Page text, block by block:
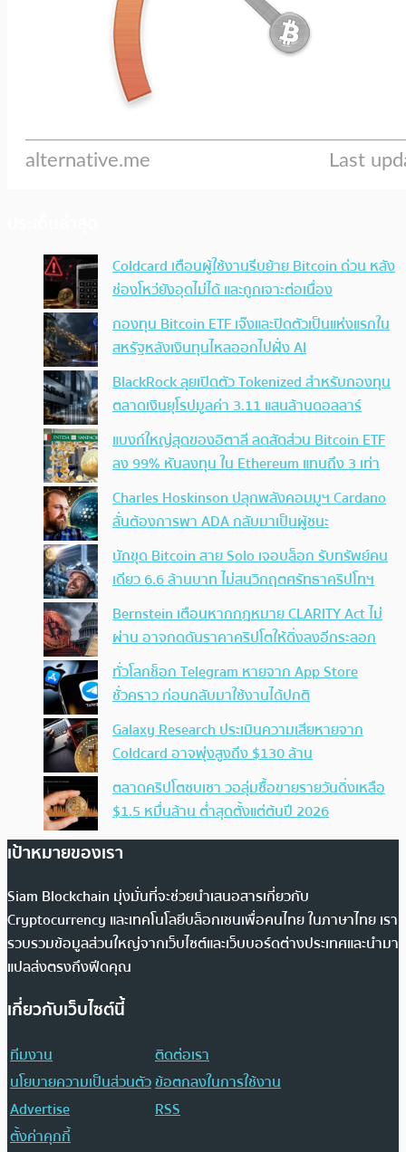
Coldcard เตือนผู้ใช้งานรีบย้าย Bitcoin ด่วน หลัง
ช่องโหว่ยังอุดไม่ได้ และถูกเจาะต่อเนื่อง
กองทุน Bitcoin ETF เจ๊งและปิดตัวเป็นแห่งแรกใน
สหรัฐหลังเงินทุนไหลออกไปฝั่ง AI
BlackRock ลุยเปิดตัว Tokenized สำหรับกองทุน
ตลาดเงินยุโรปมูลค่า 3.11 แสนล้านดอลลาร์
แบงก์ใหญ่สุดของอิตาลี ลดสัดส่วน Bitcoin ETF
ลง 99% หันลงทุน ใน Ethereum แทนถึง 3 เท่า
Charles Hoskinson ปลุกพลังคอมมูฯ Cardano
ลั่นต้องการพา ADA กลับมาเป็นผู้ชนะ
นักขุด Bitcoin สาย Solo เจอบล็อก รับทรัพย์คน
เดียว 6.6 ล้านบาท ไม่สนวิกฤตศรัทธาคริปโทฯ
Bernstein เตือนหากกฎหมาย CLARITY Act ไม่
ผ่าน อาจกดดันราคาคริปโตให้ดิ่งลงอีกระลอก
ทั่วโลกช็อก Telegram หายจาก App Store
ชั่วคราว ก่อนกลับมาใช้งานได้ปกติ
Galaxy Research ประเมินความเสียหายจาก
Coldcard อาจพุ่งสูงถึง $130 ล้าน
ตลาดคริปโตซบเซา วอลุ่มซื้อขายรายวันดิ่งเหลือ
$1.5 หมื่นล้าน ต่ำสุดตั้งแต่ต้นปี 2026
เป้าหมายของเรา
Siam Blockchain มุ่งมั่นที่จะช่วยนำเสนอสารเกี่ยวกับ
Cryptocurrency และเทคโนโลยีบล็อกเชนเพื่อคนไทย ในภาษาไทย เรา
รวบรวมข้อมูลส่วนใหญ่จากเว็บไซต์และเว็บบอร์ดต่างประเทศและนำมา
แปลส่งตรงถึงฟีดคุณ
เกี่ยวกับเว็บไซต์นี้
ทีมงาน
ติดต่อเรา
นโยบายความเป็นส่วนตัวข้อตกลงในการใช้งาน
Advertise
RSS
ตั้งค่าคุกกี้